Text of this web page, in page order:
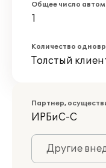
Общее число
1
Количество
Толстый
Партнер,
ИРБиС-С
Другие